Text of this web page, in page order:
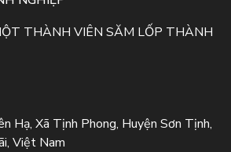
THÀNH VIÊN SĂM LỐP THÀNH
Hạ, Xã Tịnh Phong, Huyện Sơn Tịnh,
Việt Nam